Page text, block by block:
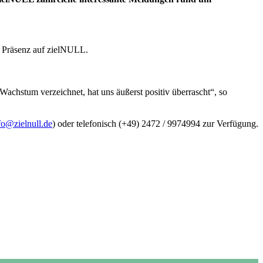
Präsenz auf zielNULL.
verzeichnet, hat uns äußerst positiv überrascht“, so
) oder telefonisch (+49) 2472 / 9974994 zur Verfügung.